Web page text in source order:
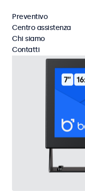
RCA EN50155
Preventivo
Centro assistenza
Chi siamo
Contatti